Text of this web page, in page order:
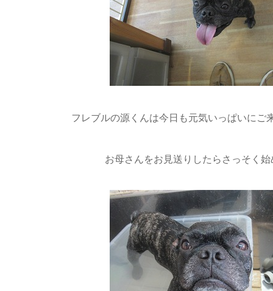
フレブルの源くんは今日も元気いっぱいにご
お母さんをお見送りしたらさっそく